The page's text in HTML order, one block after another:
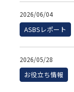
2026/06/04
ASBSレポート
2026/05/28
お役立ち情報